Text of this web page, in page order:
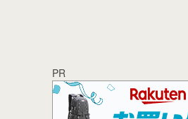
PR